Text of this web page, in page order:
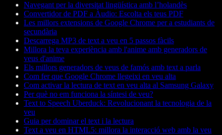
Navegant per la diversitat lingüística amb l’holandès
Convertidor de PDF a Àudio: Escolta els teus PDF
Les millors extensions de Google Chrome per a estudiants de
secundària
Descarrega MP3 de text a veu en 5 passos fàcils
Millora la teva experiència amb l'anime amb generadors de
veus d'anime
Els millors generadors de veus de famós amb text a parla
Com fer que Google Chrome llegeixi en veu alta
Com activar la lectura de text en veu alta al Samsung Galaxy
Per què no em funciona la síntesi de veu?
Text to Speech Uberduck: Revolucionant la tecnologia de la
veu
Guia per dominar el text i la lectura
Text a veu en HTML5: millora la interacció web amb la veu